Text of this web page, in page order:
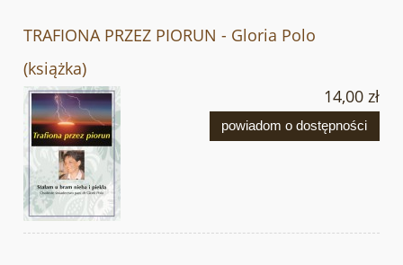
TRAFIONA PRZEZ PIORUN - Gloria Polo
(książka)
14,00 zł
powiadom o dostępności